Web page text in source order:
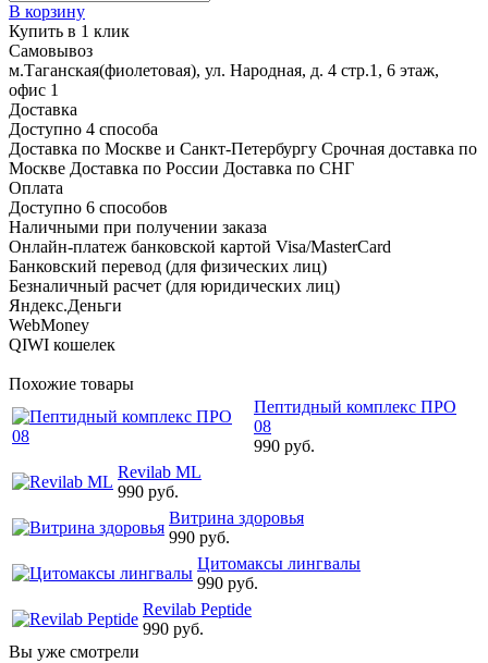
В корзину
Купить в 1 клик
Самовывоз
м.Таганская(фиолетовая), ул. Народная, д. 4 стр.1, 6 этаж,
офис 1
Доставка
Доступно 4 способа
Доставка по Москве и Санкт-Петербургу Срочная доставка по
Москве Доставка по России Доставка по СНГ
Оплата
Доступно 6 способов
Наличными при получении заказа
Онлайн-платеж банковской картой Visa/MasterCard
Банковский перевод (для физических лиц)
Безналичный расчет (для юридических лиц)
Яндекс.Деньги
WebMoney
QIWI кошелек
Похожие товары
Пептидный комплекс ПРО
08
990 руб.
Revilab ML
990 руб.
Витрина здоровья
990 руб.
Цитомаксы лингвалы
990 руб.
Revilab Peptide
990 руб.
Вы уже смотрели